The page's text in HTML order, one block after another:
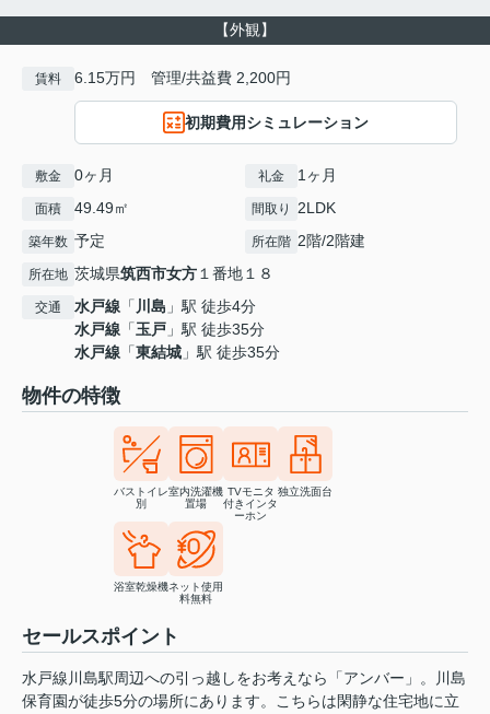
【外観】
賃料 6.15万円 管理/共益費 2,200円
初期費用シミュレーション
敷金 0ヶ月 礼金 1ヶ月
面積 49.49㎡ 間取り 2LDK
築年数 予定 所在階 2階/2階建
所在地 茨城県筑西市女方１番地１８
交通 水戸線 「 川島 」駅 徒歩4分
水戸線 「玉戸 」駅 徒歩35分
水戸線 「東結城 」駅 徒歩35分
物件の特徴
バストイレ
別
室内洗濯機
置場
TVモニタ
付きインタ
ーホン
独立洗面台
浴室乾燥機ネット使用
料無料
セールスポイント
水戸線川島駅周辺への引っ越しをお考えなら「アンバー」。川島
保育園が徒歩5分の場所にあります。こちらは閑静な住宅地に立